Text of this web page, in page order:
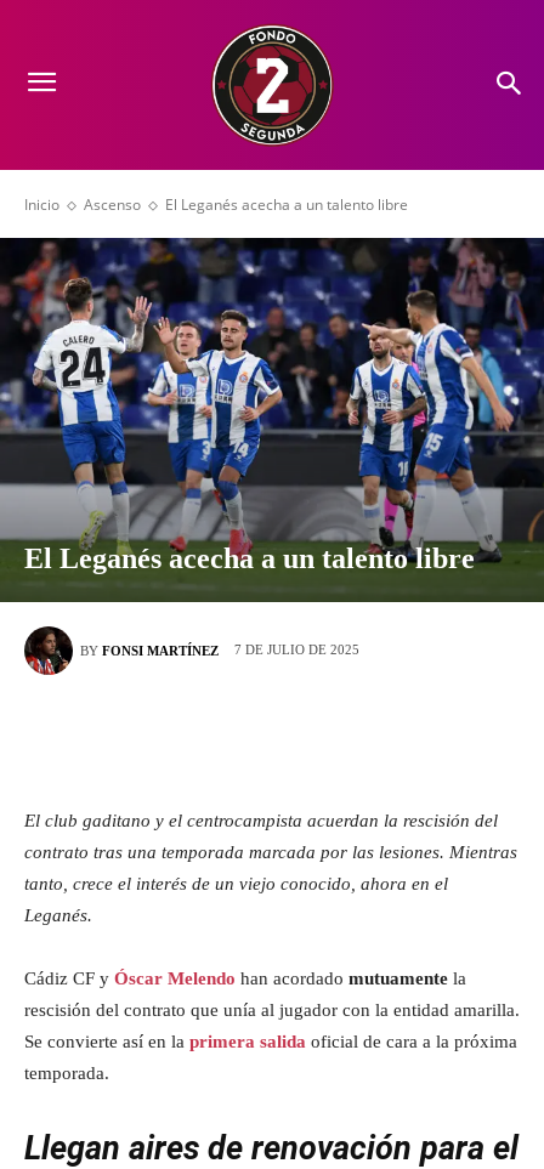
Inicio Ascenso El Leganés acecha a un talento libre
El Leganés acecha a un talento libre
BY FONSI MARTÍNEZ 7 DE JULIO DE 2025
El club gaditano y el centrocampista acuerdan la rescisión del
contrato tras una temporada marcada por las lesiones. Mientras
tanto, crece el interés de un viejo conocido, ahora en el
Leganés.
Cádiz CF y Óscar Melendo han acordado mutuamente la
rescisión del contrato que unía al jugador con la entidad amarilla.
Se convierte así en la primera salida oficial de cara a la próxima
temporada.
Llegan aires de renovación para el